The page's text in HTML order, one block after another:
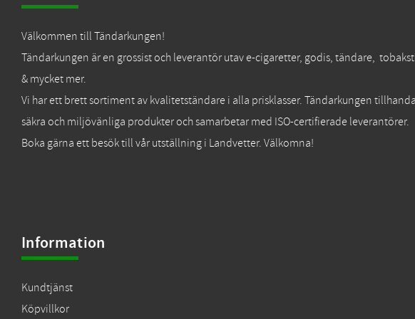
Välkommen till Tändarkungen!
Tändarkungen är en grossist och leverantör utav e-cigaretter, godis, tändare,
& mycket mer.
Vi har ett brett sortiment av kvalitetständare i alla prisklasser. Tändarkungen
säkra och miljövänliga produkter och samarbetar med ISO-certifierade leverantörer.
Boka gärna ett besök till vår utställning i Landvetter. Välkomna!
Information
Kundtjänst
Köpvillkor